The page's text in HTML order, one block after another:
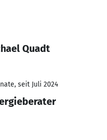
Quadt
seit Juli 2024